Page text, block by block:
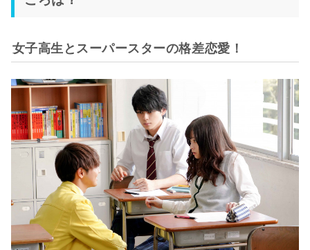
女子高生とスーパースターの格差恋愛！